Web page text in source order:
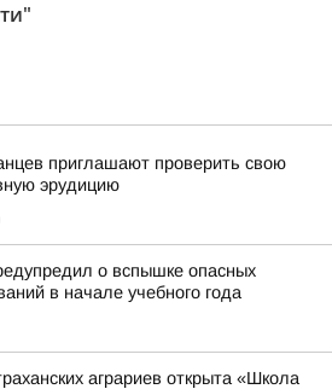
приглашают проверить свою
эрудицию
о вспышке опасных
в начале учебного года
аграриев открыта «Школа